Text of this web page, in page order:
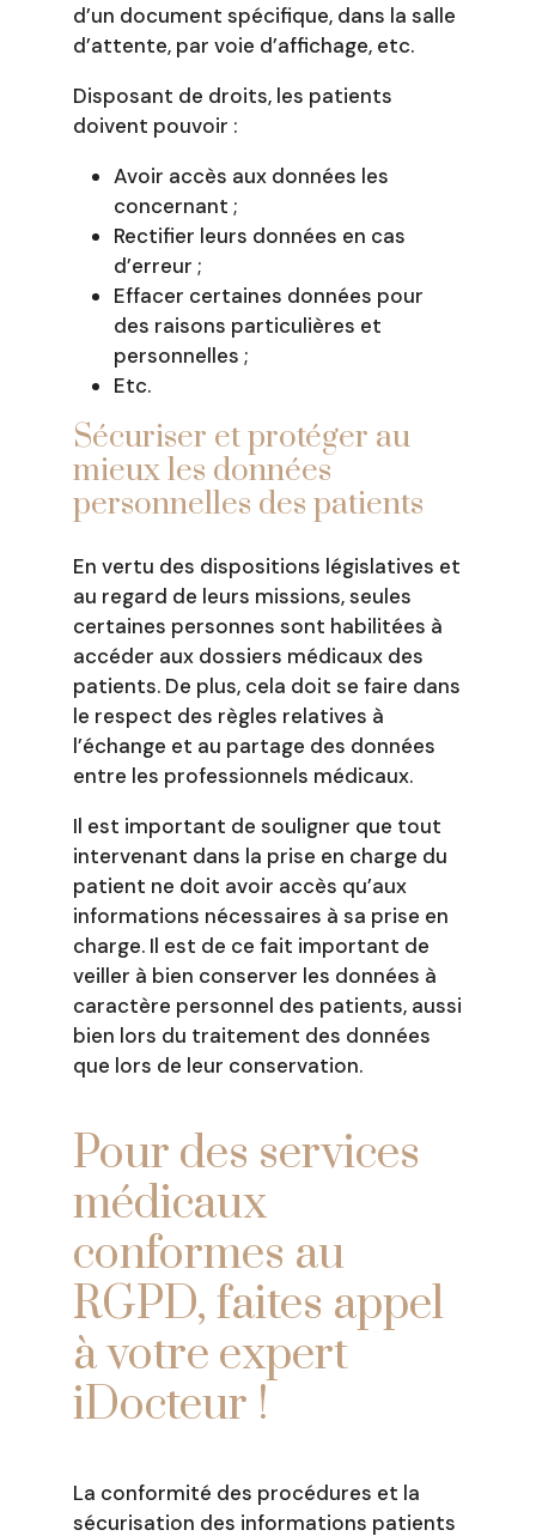
d’un document spécifique, dans la salle
d’attente, par voie d’affichage, etc.
Disposant de droits, les patients
doivent pouvoir :
Avoir accès aux données les
concernant ;
Rectifier leurs données en cas
d’erreur ;
Effacer certaines données pour
des raisons particulières et
personnelles ;
Etc.
Sécuriser et protéger au
mieux les données
personnelles des patients
En vertu des dispositions législatives et
au regard de leurs missions, seules
certaines personnes sont habilitées à
accéder aux dossiers médicaux des
patients. De plus, cela doit se faire dans
le respect des règles relatives à
l’échange et au partage des données
entre les professionnels médicaux.
Il est important de souligner que tout
intervenant dans la prise en charge du
patient ne doit avoir accès qu’aux
informations nécessaires à sa prise en
charge. Il est de ce fait important de
veiller à bien conserver les données à
caractère personnel des patients, aussi
bien lors du traitement des données
que lors de leur conservation.
Pour des services
médicaux
conformes au
RGPD, faites appel
à votre expert
iDocteur !
La conformité des procédures et la
sécurisation des informations patients